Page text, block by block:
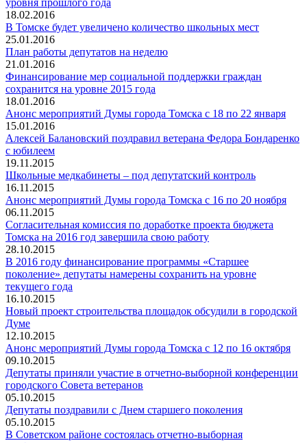
уровня прошлого года
18.02.2016
В Томске будет увеличено количество школьных мест
25.01.2016
План работы депутатов на неделю
21.01.2016
Финансирование мер социальной поддержки граждан
сохранится на уровне 2015 года
18.01.2016
Анонс мероприятий Думы города Томска с 18 по 22 января
15.01.2016
Алексей Балановский поздравил ветерана Федора Бондаренко
с юбилеем
19.11.2015
Школьные медкабинеты – под депутатский контроль
16.11.2015
Анонс мероприятий Думы города Томска с 16 по 20 ноября
06.11.2015
Согласительная комиссия по доработке проекта бюджета
Томска на 2016 год завершила свою работу
28.10.2015
В 2016 году финансирование программы «Старшее
поколение» депутаты намерены сохранить на уровне
текущего года
16.10.2015
Новый проект строительства площадок обсудили в городской
Думе
12.10.2015
Анонс мероприятий Думы города Томска с 12 по 16 октября
09.10.2015
Депутаты приняли участие в отчетно-выборной конференции
городского Совета ветеранов
05.10.2015
Депутаты поздравили с Днем старшего поколения
05.10.2015
В Советском районе состоялась отчетно-выборная